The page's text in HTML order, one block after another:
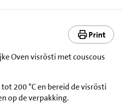
Print
Oven visrösti met couscous
200 °C en bereid de visrösti
op de verpakking.